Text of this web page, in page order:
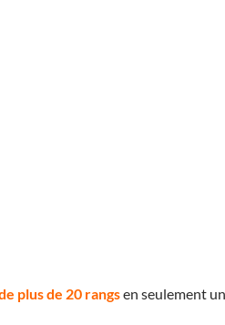
plus de 20 rangsen seulement